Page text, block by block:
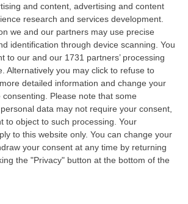
and content, advertising and content
research and services development.
we and our partners may use precise
identification through device scanning. You
to our and our 1731 partners’ processing
Alternatively you may click to refuse to
detailed information and change your
Please note that some
data may not require your consent,
to object to such processing. Your
to this website only. You can change your
your consent at any time by returning
the "Privacy" button at the bottom of the
sindaco si dimette via
ha comunicato attraverso i
di rassegnare le proprie
stato eletto nel giugno 2018